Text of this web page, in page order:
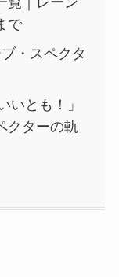
で
・スペクタ
いとも！」
クターの軌